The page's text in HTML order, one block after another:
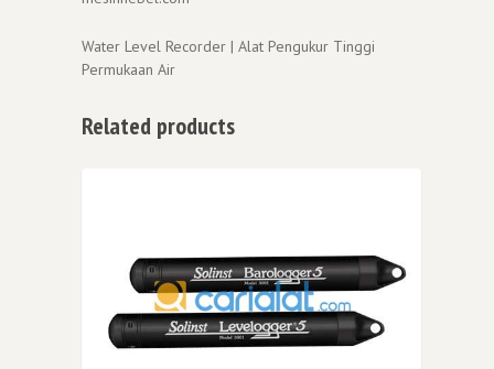
Water Level Recorder | Alat Pengukur Tinggi
Permukaan Air
Related products